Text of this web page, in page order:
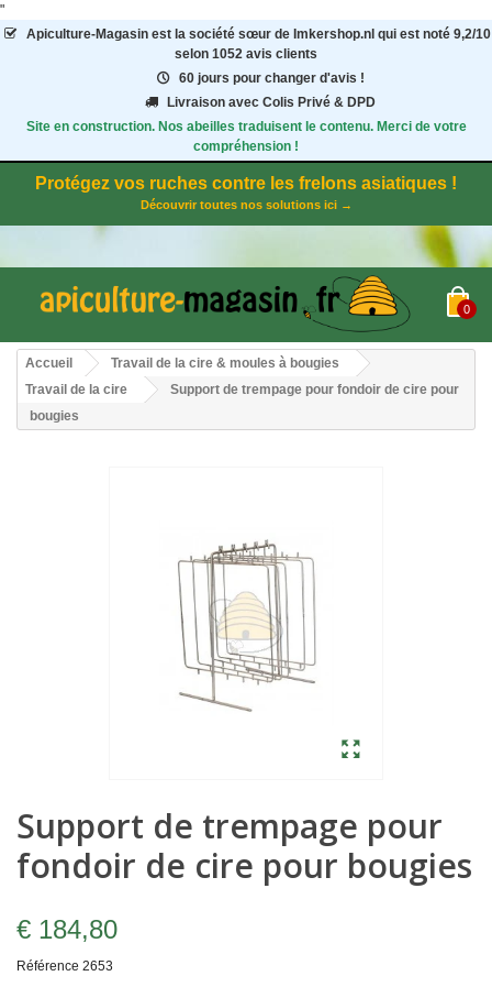
"
Apiculture-Magasinest la société sœur de Imkershop.nl qui est noté 9,2/10
selon 1052 avis clients
60 jours pour changer d'avis !
Livraison avec Colis Privé & DPD
Site en construction. Nos abeilles traduisent le contenu. Merci de votre
compréhension !
Protégez vos ruches contre les frelons asiatiques !
Découvrir toutes nos solutions ici →
0
Accueil
Travail de la cire & moules à bougies
Travail de la cire
Support de trempage pour fondoir de cire pour
bougies
Support de trempage pour
fondoir de cire pour bougies
€ 184,80
Référence 2653